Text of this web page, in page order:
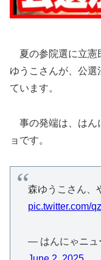
夏の参院選に立憲
ゆうこさんが、公
ています。
事の発端は、はん
ョです。
森ゆうこさん、
pic.twitter.com/
— はんにゃニュ